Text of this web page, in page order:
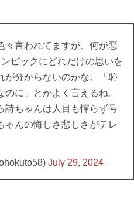
々言われてますが、何が悪
ピックにどれだけの思いを
が分からないのかな。「恥
に」とかよく言えるね。
詩ちゃんは人目も憚らず号
ゃんの悔しさ悲しさがテレ
July 29, 2024